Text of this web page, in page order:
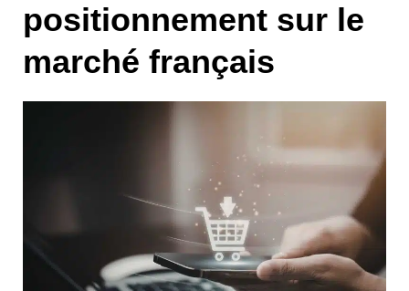
positionnement sur le
marché français